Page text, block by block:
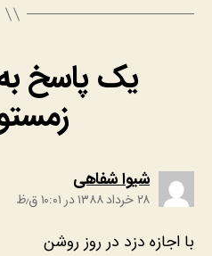
یک پاسخ
شیوا شفاهی
۲۸ خرداد ۱۳۸۸ در ۱۰:۰۱ ق٫ظ
با اجازه دزد در روز روشن